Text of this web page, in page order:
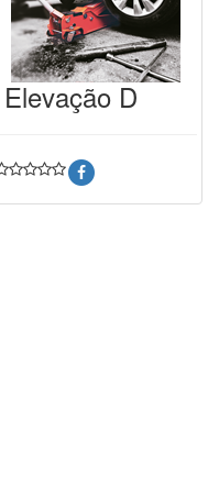
Elevação D